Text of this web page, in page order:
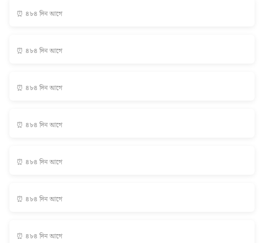
⏰ ৪৮৪ দিন আগে
⏰ ৪৮৪ দিন আগে
⏰ ৪৮৪ দিন আগে
⏰ ৪৮৪ দিন আগে
⏰ ৪৮৪ দিন আগে
⏰ ৪৮৪ দিন আগে
⏰ ৪৮৪ দিন আগে